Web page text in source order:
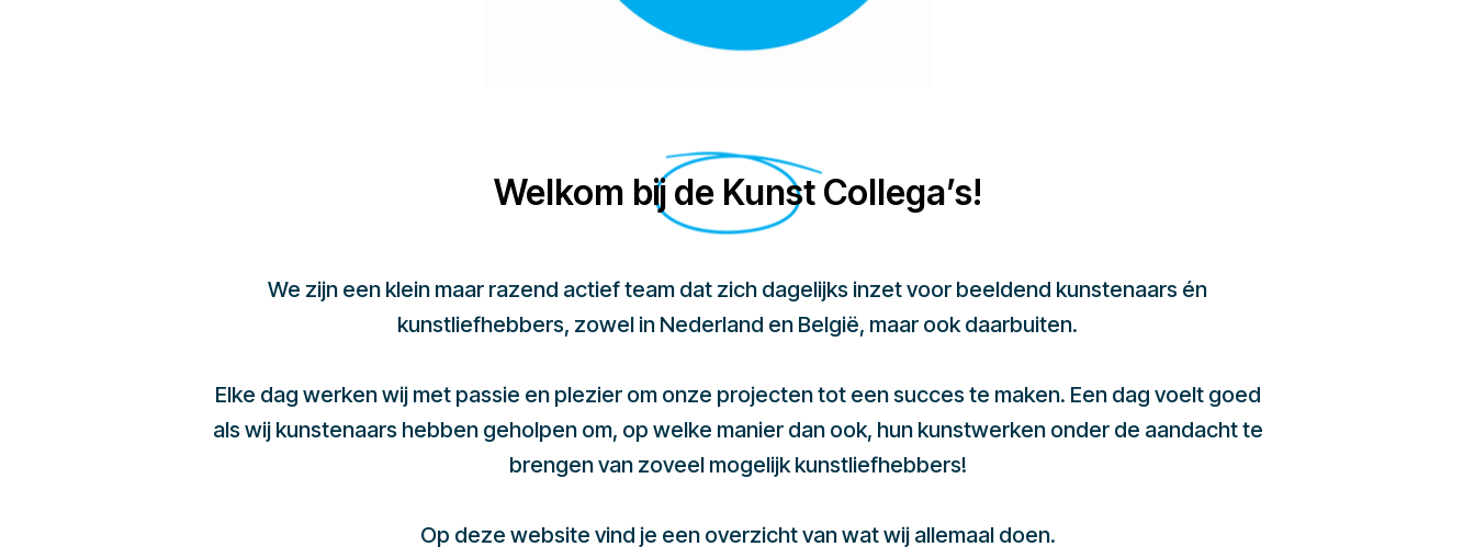
Welkom bij de Kunst Collega’s!
We zijn een klein maar razend actief team dat zich dagelijks inzet voor beeldend kunstenaars én
kunstliefhebbers, zowel in Nederland en België, maar ook daarbuiten.
Elke dag werken wij met passie en plezier om onze projecten tot een succes te maken. Een dag voelt goed
als wij kunstenaars hebben geholpen om, op welke manier dan ook, hun kunstwerken onder de aandacht te
brengen van zoveel mogelijk kunstliefhebbers!
Op deze website vind je een overzicht van wat wij allemaal doen.